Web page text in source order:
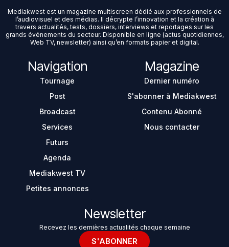
Mediakwest est un magazine multiscreen dédié aux professionnels de
l’audiovisuel et des médias. Il décrypte l’innovation et la création à
travers actualités, tests, dossiers, interviews et reportages sur les
grands événements du secteur. Disponible en ligne (actus quotidiennes,
Web TV, newsletter) ainsi qu’en formats papier et digital.
Navigation
Tournage
Post
Broadcast
Services
Futurs
Agenda
Mediakwest TV
Petites annonces
Magazine
Dernier numéro
S'abonner à Mediakwest
Contenu Abonné
Nous contacter
Newsletter
Recevez les dernières actualités chaque semaine
S'ABONNER